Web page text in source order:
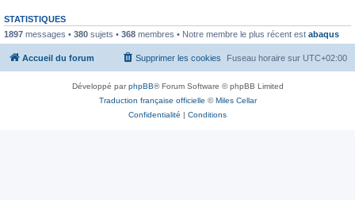
STATISTIQUES
1897 messages • 380 sujets • 368 membres • Notre membre le plus récent est abaqus
Accueil du forum Fuseau horaire sur UTC+02:00
Supprimer les cookies
Développé parphpBB® Forum Software © phpBB Limited
Traduction française officielle ©Miles Cellar
Confidentialité | Conditions